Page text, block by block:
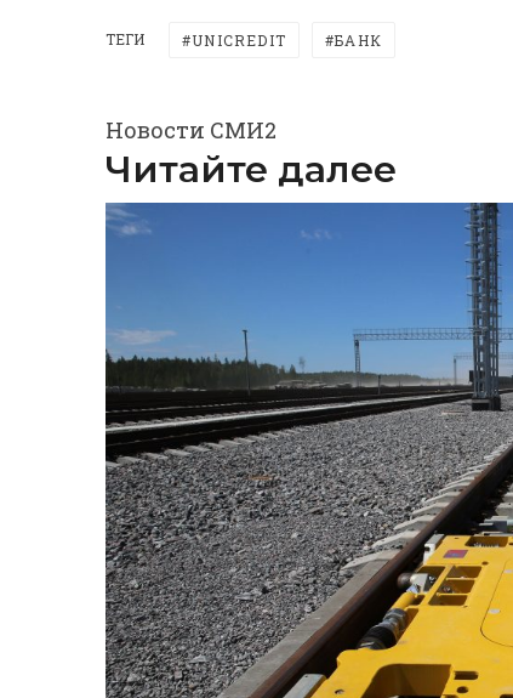
ТЕГИ UNICREDIT БАНК
Новости СМИ2
Читайте далее